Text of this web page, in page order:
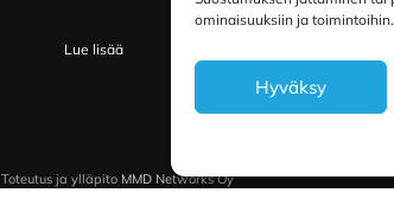
ominaisuuksiin ja toimintoihin.
Hyväksy
Lue lisää
Toteutus ja ylläpito MMD Networks Oy